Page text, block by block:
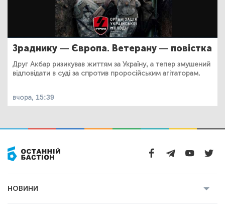
Зраднику — Європа. Ветерану — повістка
Друг Акбар ризикував життям за Україну, а тепер змушений
відповідати в суді за спротив проросійським агітаторам.
вчора, 15:39
НОВИНИ